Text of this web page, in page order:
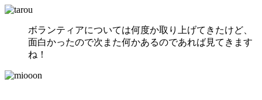
ボランティアについては何度か取り上げてきたけど、
面白かったので次また何かあるのであれば見てきます
ね！